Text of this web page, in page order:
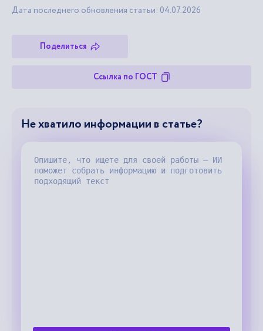
Дата последнего обновления статьи: 04.07.2026
Поделиться
Ссылка по ГОСТ
Не хватило информации в статье?